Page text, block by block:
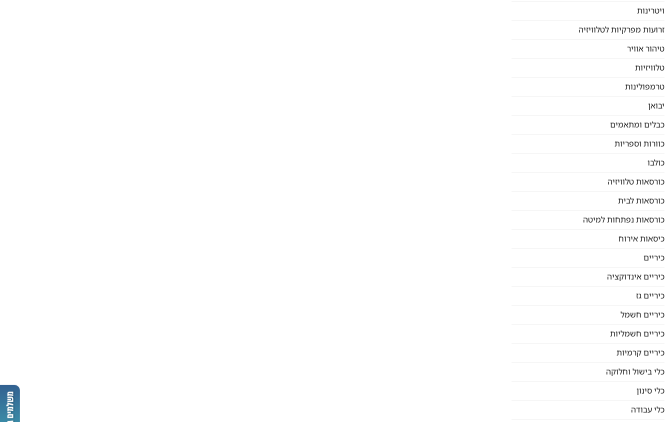
ויטרינות
זרועות מפרקיות לטלוויזיה
טיהור אוויר
טלוויזיות
טרמפולינות
יבואן
כבלים ומתאמים
כוורות וספריות
כולבו
כורסאות טלוויזיה
כורסאות לבית
כורסאות נפתחות למיטה
כיסאות אירוח
כיריים
כיריים אינדוקציה
כיריים גז
כיריים חשמל
כיריים חשמליות
כיריים קרמיות
כלי בישול וחלוקה
כלי סינון
כלי עבודה